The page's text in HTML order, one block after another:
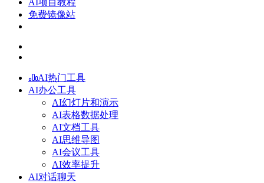
AI项目教程
免费镜像站
AI热门工具
AI办公工具
AI幻灯片和演示
AI表格数据处理
AI文档工具
AI思维导图
AI会议工具
AI效率提升
AI对话聊天